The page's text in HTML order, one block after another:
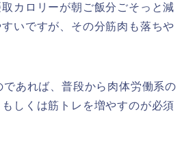
カロリーが朝ご飯分ごそっと減
いですが、その分筋肉も落ちや
あれば、普段から肉体労働系の
しくは筋トレを増やすのが必須